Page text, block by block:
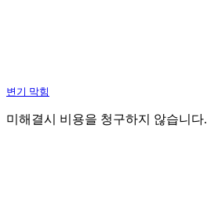
변기 막힘
미해결시 비용을 청구하지 않습니다.